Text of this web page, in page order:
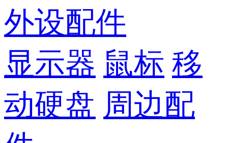
外设配件
显示器 鼠标 移
动硬盘 周边配